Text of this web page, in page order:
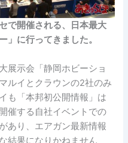
で開催される、日本最大
」に行ってきました。
展示会「静岡ホビーショ
ルイとクラウンの2社のみ
も「本邦初公開情報」は
催する自社イベントでの
あり、エアガン最新情報
結果になりかねません